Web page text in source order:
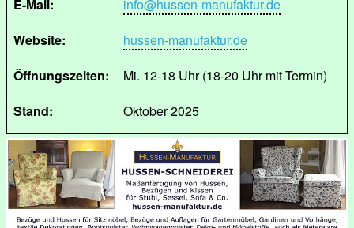
E-Mail:
info@hussen-manufaktur.de
Website:
hussen-manufaktur.de
Öffnungszeiten:
Mi. 12-18 Uhr (18-20 Uhr mit Termin)
Stand:
Oktober 2025